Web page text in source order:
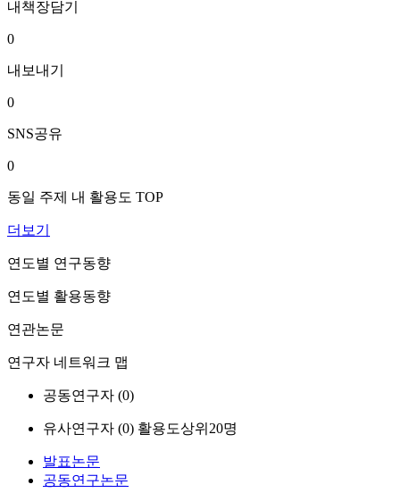
내책장담기
0
내보내기
0
SNS공유
0
동일 주제 내 활용도 TOP
더보기
연도별 연구동향
연도별 활용동향
연관논문
연구자 네트워크 맵
공동연구자 (0)
유사연구자 (0) 활용도상위20명
발표논문
공동연구논문